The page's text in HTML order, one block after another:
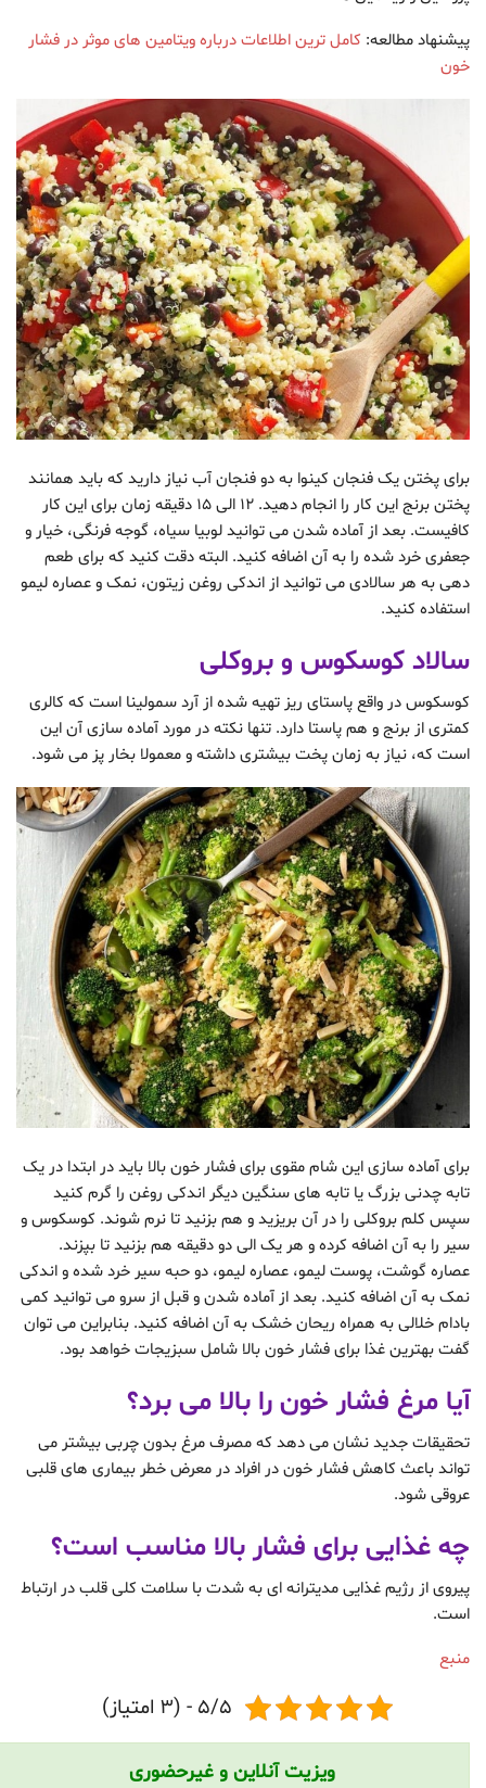
پیشنهاد مطالعه: کامل ترین اطلاعات درباره ویتامین های موثر در فشار
خون
برای پختن یک فنجان کینوا به دو فنجان آب نیاز دارید که باید همانند
پختن برنج این کار را انجام دهید. 12 الی 15 دقیقه زمان برای این کار
کافیست. بعد از آماده شدن می توانید لوبیا سیاه، گوجه فرنگی، خیار و
جعفری خرد شده را به آن اضافه کنید. البته دقت کنید که برای طعم
دهی به هر سالادی می توانید از اندکی روغن زیتون، نمک و عصاره لیمو
استفاده کنید.
سالاد کوسکوس و بروکلی
کوسکوس در واقع پاستای ریز تهیه شده از آرد سمولینا است که کالری
کمتری از برنج و هم پاستا دارد. تنها نکته در مورد آماده سازی آن این
است که، نیاز به زمان پخت بیشتری داشته و معمولا بخار پز می شود.
برای آماده سازی این شام مقوی برای فشار خون بالا باید در ابتدا در یک
تابه چدنی بزرگ یا تابه های سنگین دیگر اندکی روغن را گرم کنید
سپس کلم بروکلی را در آن بریزید و هم بزنید تا نرم شوند. کوسکوس و
سیر را به آن اضافه کرده و هر یک الی دو دقیقه هم بزنید تا بپزند.
عصاره گوشت، پوست لیمو، عصاره لیمو، دو حبه سیر خرد شده و اندکی
نمک به آن اضافه کنید. بعد از آماده شدن و قبل از سرو می توانید کمی
بادام خلالی به همراه ریحان خشک به آن اضافه کنید. بنابراین می توان
گفت بهترین غذا برای فشار خون بالا شامل سبزیجات خواهد بود.
آیا مرغ فشار خون را بالا می برد؟
تحقیقات جدید نشان می دهد که مصرف مرغ بدون چربی بیشتر می
تواند باعث کاهش فشار خون در افراد در معرض خطر بیماری های قلبی
عروقی شود.
چه غذایی برای فشار بالا مناسب است؟
پیروی از رژیم غذایی مدیترانه ای به شدت با سلامت کلی قلب در ارتباط
است.
منبع
5/5 - (3 امتیاز)
ویزیت آنلاین و غیرحضوری